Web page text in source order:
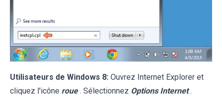
Utilisateurs de Windows 8: Ouvrez Internet Explorer et
cliquez l'icône roue . Sélectionnez Options Internet .